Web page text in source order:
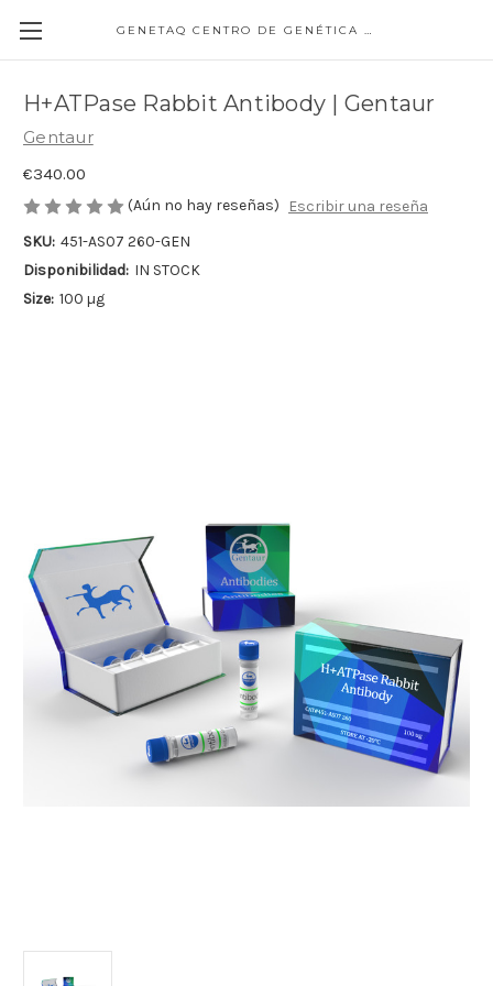
GENETAQ CENTRO DE GENÉTICA MOLECULAR
H+ATPase Rabbit Antibody | Gentaur
Gentaur
€340.00
(Aún no hay reseñas)
Escribir una reseña
SKU: 451-AS07 260-GEN
Disponibilidad: IN STOCK
Size: 100 µg